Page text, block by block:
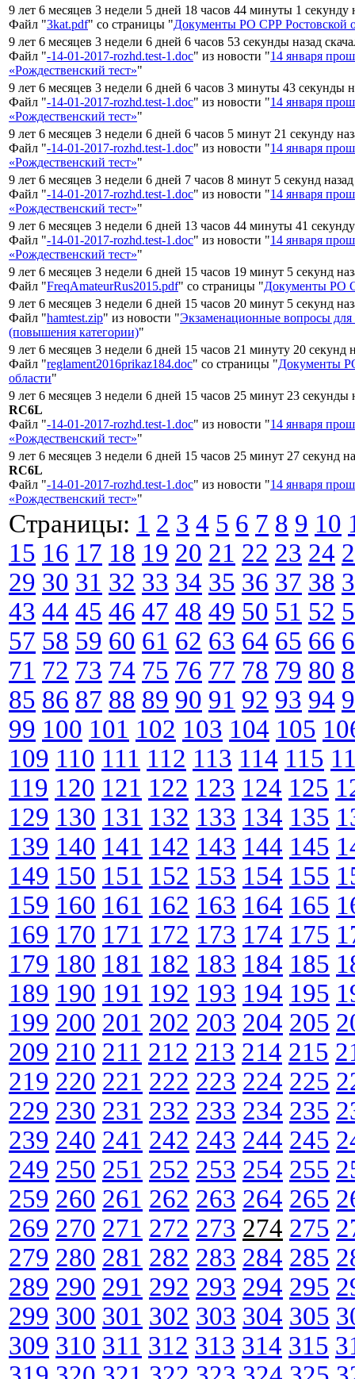
9 лет 6 месяцев 3 недели 5 дней 18 часов 44 минуты 1 секунду
Файл "3kat.pdf" со страницы "Документы РО СРР Ростовской
9 лет 6 месяцев 3 недели 6 дней 6 часов 53 секунды назад
Файл "-14-01-2017-rozhd.test-1.doc" из новости "14 января
«Рождественский тест»"
9 лет 6 месяцев 3 недели 6 дней 6 часов 3 минуты 43 секунды
Файл "-14-01-2017-rozhd.test-1.doc" из новости "14 января
«Рождественский тест»"
9 лет 6 месяцев 3 недели 6 дней 6 часов 5 минут 21 секунду
Файл "-14-01-2017-rozhd.test-1.doc" из новости "14 января
«Рождественский тест»"
9 лет 6 месяцев 3 недели 6 дней 7 часов 8 минут 5 секунд
Файл "-14-01-2017-rozhd.test-1.doc" из новости "14 января
«Рождественский тест»"
9 лет 6 месяцев 3 недели 6 дней 13 часов 44 минуты 41
Файл "-14-01-2017-rozhd.test-1.doc" из новости "14 января
«Рождественский тест»"
9 лет 6 месяцев 3 недели 6 дней 15 часов 19 минут 5 секунд
Файл "FreqAmateurRus2015.pdf" со страницы "Документы РО
9 лет 6 месяцев 3 недели 6 дней 15 часов 20 минут 5 секунд
Файл "hamtest.zip" из новости "Экзаменационные вопросы
(повышения категории)"
9 лет 6 месяцев 3 недели 6 дней 15 часов 21 минуту 20 секунд
Файл "reglament2016prikaz184.doc" со страницы "Документы
области"
9 лет 6 месяцев 3 недели 6 дней 15 часов 25 минут 23 секунды
RC6L
Файл "-14-01-2017-rozhd.test-1.doc" из новости "14 января
«Рождественский тест»"
9 лет 6 месяцев 3 недели 6 дней 15 часов 25 минут 27 секунд
RC6L
Файл "-14-01-2017-rozhd.test-1.doc" из новости "14 января
«Рождественский тест»"
Страницы: 1 2 3 4 5 6 7 8 9 10
15 16 17 18 19 20 21 22 23 24
29 30 31 32 33 34 35 36 37 38
43 44 45 46 47 48 49 50 51 52
57 58 59 60 61 62 63 64 65 66
71 72 73 74 75 76 77 78 79 80
85 86 87 88 89 90 91 92 93 94
99 100 101 102 103 104 105
109 110 111 112 113 114 115
119 120 121 122 123 124 125
129 130 131 132 133 134 135
139 140 141 142 143 144 145
149 150 151 152 153 154 155
159 160 161 162 163 164 165
169 170 171 172 173 174 175
179 180 181 182 183 184 185
189 190 191 192 193 194 195
199 200 201 202 203 204 205
209 210 211 212 213 214 215
219 220 221 222 223 224 225
229 230 231 232 233 234 235
239 240 241 242 243 244 245
249 250 251 252 253 254 255
259 260 261 262 263 264 265
269 270 271 272 273 274 275
279 280 281 282 283 284 285
289 290 291 292 293 294 295
299 300 301 302 303 304 305
309 310 311 312 313 314 315